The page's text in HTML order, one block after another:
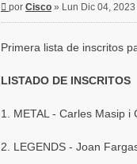
Mensaje
por Cisco » Lun Dic 04,
Primera lista de inscritos
LISTADO DE INSCRITOS
1. METAL - Carles Masip i
2. LEGENDS - Joan